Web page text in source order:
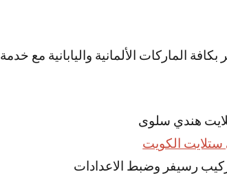
الماركات الألمانية واليابانية مع خدمة
هندي سلوى
ستلايت الكويت
رسيفر وضبط الاعدادات